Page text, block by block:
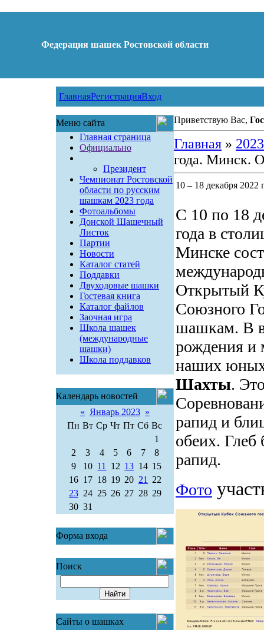
Федерация шашек Ростовской области
ГлавнаяРегистрацияВход
Меню сайта
Главная страница
Официально
Президент
Чемпионат Ростовской
области по русским
шашкам 2023 года
Фотоальбомы
Донской Шашечный
Листок
Партии
Новости
Каталог статей
Поддавки
Двуходовые шашки
Гостевая книга
Каталог файлов
Заочная игра
Школа шашек
(международные
шашки)
Школа поддавков
Календарь новостей
« Январь 2023 »
Пн Вт Ср Чт Пт Сб Вс
1
2
3 4 5 6 7
8
9
10 11 12 13 14 15
16 17 18 19 20 21
22
23 24 25 26 27 28 29
30 31
Форма входа
Поиск
Сайты о шашках
Приветствую Вас,
Главная» 2023
года. Минск.
10 – 18 декабря
С 10 по 18
года в
Минске
Открытый
Союзного
шашкам. В
рождения и
наших юных
Шахты.
рапид и
обеих.
рапид.
Фото